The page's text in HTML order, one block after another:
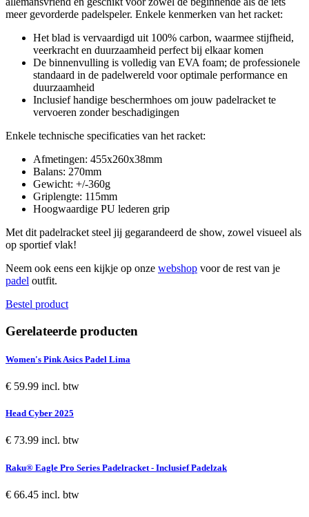
meer gevorderde padelspeler. Enkele kenmerken van het racket:
Het blad is vervaardigd uit 100% carbon, waarmee stijfheid,
veerkracht en duurzaamheid perfect bij elkaar komen
De binnenvulling is volledig van EVA foam; de professionele
standaard in de padelwereld voor optimale performance en
duurzaamheid
Inclusief handige beschermhoes om jouw padelracket te
vervoeren zonder beschadigingen
Enkele technische specificaties van het racket:
Afmetingen: 455x260x38mm
Balans: 270mm
Gewicht: +/-360g
Griplengte: 115mm
Hoogwaardige PU lederen grip
Met dit padelracket steel jij gegarandeerd de show, zowel visueel als
op sportief vlak!
Neem ook eens een kijkje op onze webshop voor de rest van je
padel outfit.
Bestel product
Gerelateerde producten
Women's Pink Asics Padel Lima
€ 59.99 incl. btw
Head Cyber 2025
€ 73.99 incl. btw
Raku® Eagle Pro Series Padelracket - Inclusief Padelzak
€ 66.45 incl. btw